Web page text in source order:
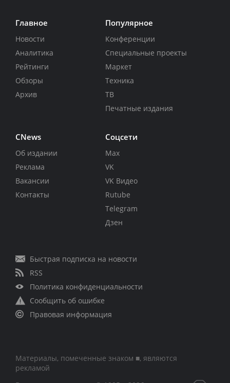
Главное
Новости
Аналитика
Рейтинги
Обзоры
Архив
Популярное
Конференции
Специальные проекты
Маркет
Техника
ТВ
Печатные издания
CNews
Об издании
Реклама
Вакансии
Контакты
Соцсети
Max
VK
VK Видео
Rutube
Telegram
Дзен
Быстрая подписка на новости
RSS
Политика конфиденциальности
Сообщить об ошибке
Правовая информация
Материалы, помеченные знаком ■, являются
рекламой